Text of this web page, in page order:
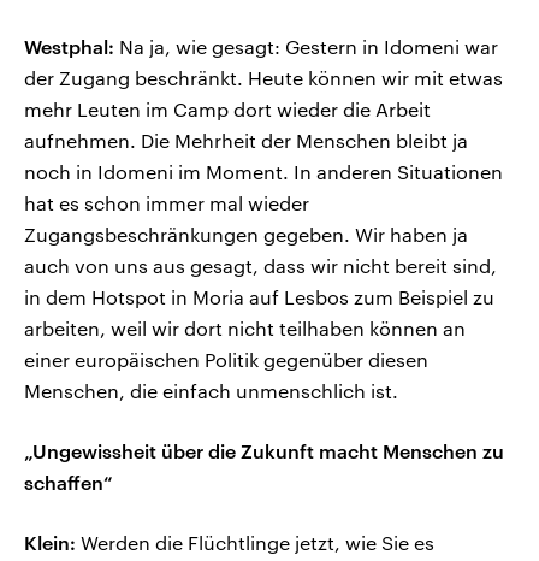
Westphal: Na ja, wie gesagt: Gestern in Idomeni war
der Zugang beschränkt. Heute können wir mit etwas
mehr Leuten im Camp dort wieder die Arbeit
aufnehmen. Die Mehrheit der Menschen bleibt ja
noch in Idomeni im Moment. In anderen Situationen
hat es schon immer mal wieder
Zugangsbeschränkungen gegeben. Wir haben ja
auch von uns aus gesagt, dass wir nicht bereit sind,
in dem Hotspot in Moria auf Lesbos zum Beispiel zu
arbeiten, weil wir dort nicht teilhaben können an
einer europäischen Politik gegenüber diesen
Menschen, die einfach unmenschlich ist.
„Ungewissheit über die Zukunft macht Menschen zu
schaffen“
Klein: Werden die Flüchtlinge jetzt, wie Sie es